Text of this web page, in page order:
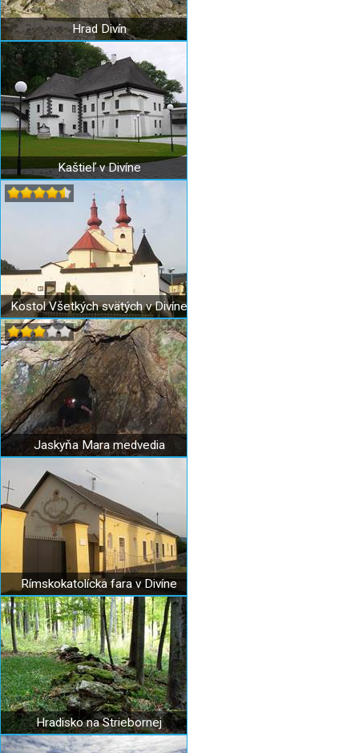
Hrad Divín
Kaštieľ v Divíne
Kostol Všetkých svätých v Divíne
Jaskyňa Mara medvedia
Rímskokatolícka fara v Divíne
Hradisko na Striebornej